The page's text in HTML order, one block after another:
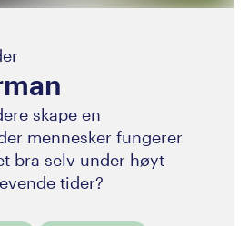
skape en
mennesker fungerer
bra selv under høyt
tider?